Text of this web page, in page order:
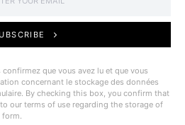
que vous avez lu et que vous
concernant le stockage des données
By checking this box, you confirm that
our terms of use regarding the storage of